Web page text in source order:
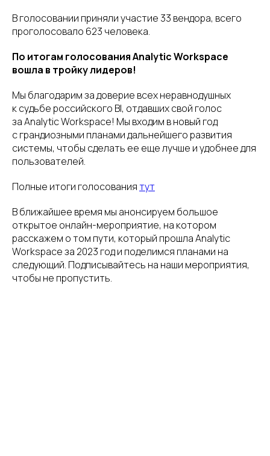
В голосовании приняли участие 33 вендора, всего
проголосовало 623 человека.
По итогам голосования Analytic Workspace
вошла в тройку лидеров!
Мы благодарим за доверие всех неравнодушных
к судьбе российского BI, отдавших свой голос
за Analytic Workspace! Мы входим в новый год
с грандиозными планами дальнейшего развития
системы, чтобы сделать ее еще лучше и удобнее для
пользователей.
Полные итоги голосованиятут
В ближайшее время мы анонсируем большое
открытое онлайн-мероприятие, на котором
расскажем о том пути, который прошла Analytic
Workspace за 2023 год и поделимся планами на
следующий. Подписывайтесь на наши мероприятия,
чтобы не пропустить.